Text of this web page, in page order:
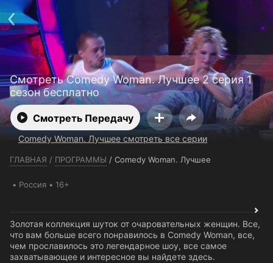
Смотреть Comedy Woman. Лучшее 2 серия 1
сезон бесплатно
Смотреть Передачу
Comedy Woman. Лучшее смотреть все серии
ГЛАВНАЯ / ПРОГРАММЫ / Comedy Woman. Лучшее
Россия 16+
Золотая коллекция шуток от очаровательных женщин. Все,
что вам больше всего понравилось в Comedy Woman, все,
чем прославилось это легендарное шоу, все самое
захватывающее и интересное вы найдете здесь.
Телефон поддержки: +7 (727) 323 10 92
Пользовательское соглашение
Политика конфиденциальности
Открыть приложение
Ввести промокод